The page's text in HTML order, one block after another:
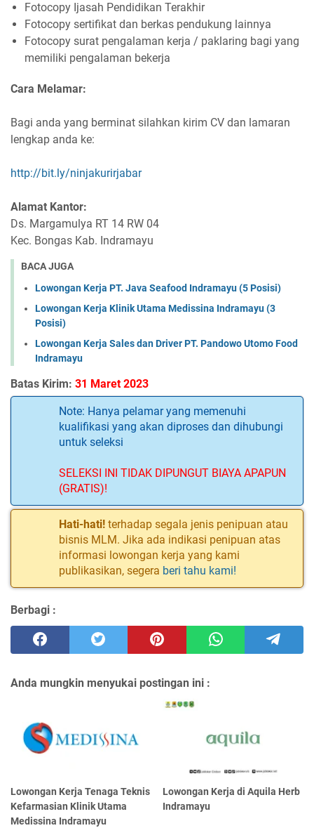
Fotocopy Ijasah Pendidikan Terakhir
Fotocopy sertifikat dan berkas pendukung lainnya
Fotocopy surat pengalaman kerja / paklaring bagi yang
memiliki pengalaman bekerja
Cara Melamar:
Bagi anda yang berminat silahkan kirim CV dan lamaran
lengkap anda ke:
http://bit.ly/ninjakurirjabar
Alamat Kantor:
Ds. Margamulya RT 14 RW 04
Kec. Bongas Kab. Indramayu
BACA JUGA
Lowongan Kerja PT. Java Seafood Indramayu (5 Posisi)
Lowongan Kerja Klinik Utama Medissina Indramayu (3
Posisi)
Lowongan Kerja Sales dan Driver PT. Pandowo Utomo Food
Indramayu
Batas Kirim: 31 Maret 2023
Note: Hanya pelamar yang memenuhi
kualifikasi yang akan diproses dan dihubungi
untuk seleksi
SELEKSI INI TIDAK DIPUNGUT BIAYA APAPUN
(GRATIS)!
Hati-hati! terhadap segala jenis penipuan atau
bisnis MLM. Jika ada indikasi penipuan atas
informasi lowongan kerja yang kami
publikasikan, segera beri tahu kami!
Berbagi :
Anda mungkin menyukai postingan ini :
Lowongan Kerja Tenaga Teknis
Kefarmasian Klinik Utama
Medissina Indramayu
Lowongan Kerja di Aquila Herb
Indramayu